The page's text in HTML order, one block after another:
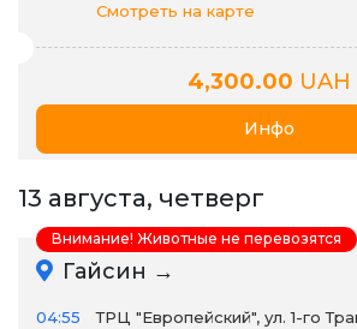
Смотреть на карте
4,300.00 UAH
Инфо
13 августа, четверг
Гайсин →
04:55
ТРЦ "Европейский", ул. 1-го
Внимание! Животные не перевозятся